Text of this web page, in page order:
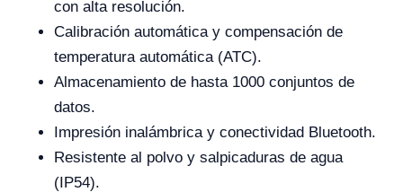
con alta resolución.
Calibración automática y compensación de
temperatura automática (ATC).
Almacenamiento de hasta 1000 conjuntos de
datos.
Impresión inalámbrica y conectividad Bluetooth.
Resistente al polvo y salpicaduras de agua
(IP54).